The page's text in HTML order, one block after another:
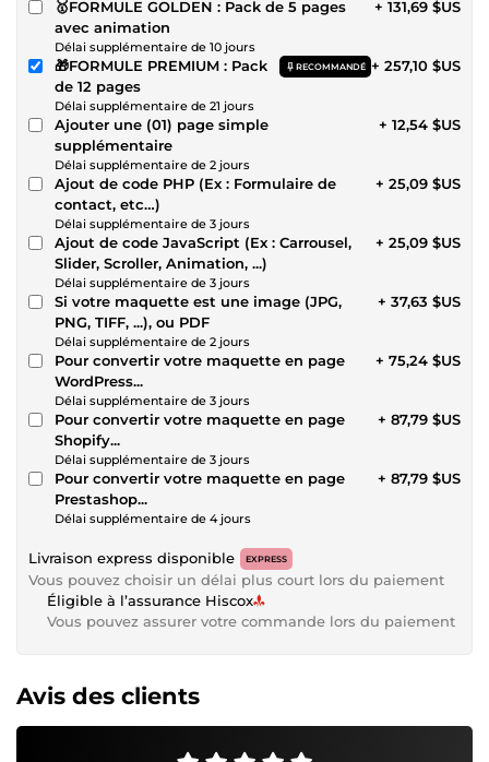
🥇FORMULE GOLDEN : Pack de 5 pages
avec animation
Délai supplémentaire de 10 jours
+ 131,69 $US
🎁FORMULE PREMIUM : Pack
de 12 pages
RECOMMANDÉ
Délai supplémentaire de 21 jours
+ 257,10 $US
Ajouter une (01) page simple
supplémentaire
Délai supplémentaire de 2 jours
+ 12,54 $US
Ajout de code PHP (Ex : Formulaire de
contact, etc…)
Délai supplémentaire de 3 jours
+ 25,09 $US
Ajout de code JavaScript (Ex : Carrousel,
Slider, Scroller, Animation, ...)
Délai supplémentaire de 3 jours
+ 25,09 $US
Si votre maquette est une image (JPG,
PNG, TIFF, ...), ou PDF
Délai supplémentaire de 2 jours
+ 37,63 $US
Pour convertir votre maquette en page
WordPress...
Délai supplémentaire de 3 jours
+ 75,24 $US
Pour convertir votre maquette en page
Shopify...
Délai supplémentaire de 3 jours
+ 87,79 $US
Pour convertir votre maquette en page
Prestashop...
Délai supplémentaire de 4 jours
+ 87,79 $US
Livraison express disponible EXPRESS
Vous pouvez choisir un délai plus court lors du paiement
Éligible à l’assurance Hiscox
Vous pouvez assurer votre commande lors du paiement
Avis des clients